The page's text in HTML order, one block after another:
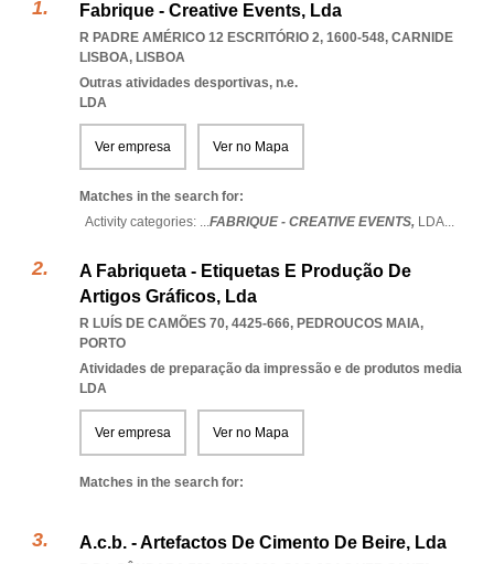
Fabrique - Creative Events, Lda
R PADRE AMÉRICO 12 ESCRITÓRIO 2, 1600-548, CARNIDE
LISBOA, LISBOA
Outras atividades desportivas, n.e.
LDA
Ver empresa Ver no Mapa
Matches in the search for:
Activity categories: ...FABRIQUE - CREATIVE EVENTS, LDA...
A Fabriqueta - Etiquetas E Produção De
Artigos Gráficos, Lda
R LUÍS DE CAMÕES 70, 4425-666, PEDROUCOS MAIA,
PORTO
Atividades de preparação da impressão e de produtos media
LDA
Ver empresa Ver no Mapa
Matches in the search for:
A.c.b. - Artefactos De Cimento De Beire, Lda